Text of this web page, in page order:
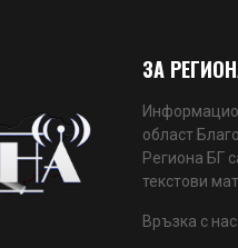
ЗА
област
Региона БГ
текстови
Връзка с нас: